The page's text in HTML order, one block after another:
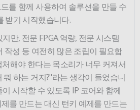
를 함께 사용하여 솔루션을 만들 수
받기 시작했습니다.
만, 전문 FPGA 역량, 전문 시스템
작성 등 여전히 많은 조립이 필요합
해야 한다는 목소리가 너무 커져서
하는 거지?"라는 생각이 들었습니
시작할 수 있도록 IP 코어와 함께
를 만드는 대신 턴키 예제를 만드는